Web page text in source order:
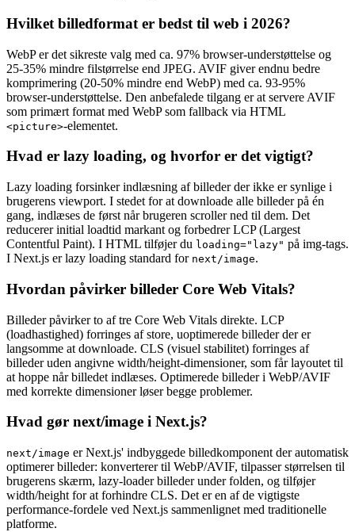
Hvilket billedformat er bedst til web i 2026?
WebP er det sikreste valg med ca. 97% browser-understøttelse og
25-35% mindre filstørrelse end JPEG. AVIF giver endnu bedre
komprimering (20-50% mindre end WebP) med ca. 93-95%
browser-understøttelse. Den anbefalede tilgang er at servere AVIF
som primært format med WebP som fallback via HTML
<picture>-elementet.
Hvad er lazy loading, og hvorfor er det vigtigt?
Lazy loading forsinker indlæsning af billeder der ikke er synlige i
brugerens viewport. I stedet for at downloade alle billeder på én
gang, indlæses de først når brugeren scroller ned til dem. Det
reducerer initial loadtid markant og forbedrer LCP (Largest
Contentful Paint). I HTML tilføjer du loading="lazy" på img-tags.
I Next.js er lazy loading standard for next/image.
Hvordan påvirker billeder Core Web Vitals?
Billeder påvirker to af tre Core Web Vitals direkte. LCP
(loadhastighed) forringes af store, uoptimerede billeder der er
langsomme at downloade. CLS (visuel stabilitet) forringes af
billeder uden angivne width/height-dimensioner, som får layoutet til
at hoppe når billedet indlæses. Optimerede billeder i WebP/AVIF
med korrekte dimensioner løser begge problemer.
Hvad gør next/image i Next.js?
next/image er Next.js' indbyggede billedkomponent der automatisk
optimerer billeder: konverterer til WebP/AVIF, tilpasser størrelsen til
brugerens skærm, lazy-loader billeder under folden, og tilføjer
width/height for at forhindre CLS. Det er en af de vigtigste
performance-fordele ved Next.js sammenlignet med traditionelle
platforme.